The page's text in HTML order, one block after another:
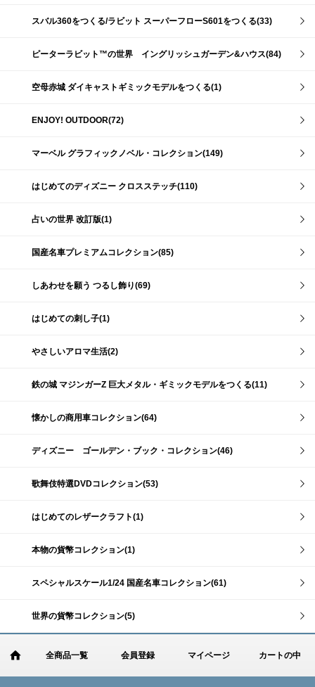
スバル360をつくる/ラビット スーパーフローS601をつくる(33)
ピーターラビット™の世界 イングリッシュガーデン&ハウス(84)
空母赤城 ダイキャストギミックモデルをつくる(1)
ENJOY! OUTDOOR(72)
マーベル グラフィックノベル・コレクション(149)
はじめてのディズニー クロスステッチ(110)
占いの世界 改訂版(1)
国産名車プレミアムコレクション(85)
しあわせを願う つるし飾り(69)
はじめての刺し子(1)
やさしいアロマ生活(2)
鉄の城 マジンガーZ 巨大メタル・ギミックモデルをつくる(11)
懐かしの商用車コレクション(64)
ディズニー ゴールデン・ブック・コレクション(46)
歌舞伎特選DVDコレクション(53)
はじめてのレザークラフト(1)
本物の貨幣コレクション(1)
スペシャルスケール1/24 国産名車コレクション(61)
世界の貨幣コレクション(5)
全商品一覧 会員登録 マイページ カートの中